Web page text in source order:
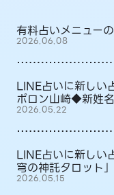
有料占いメニュー
2026.06.08
LINE占いに新しい
ポロン山崎◆新姓名
2026.05.22
LINE占いに新しい
穹の神託タロット」
2026.05.15